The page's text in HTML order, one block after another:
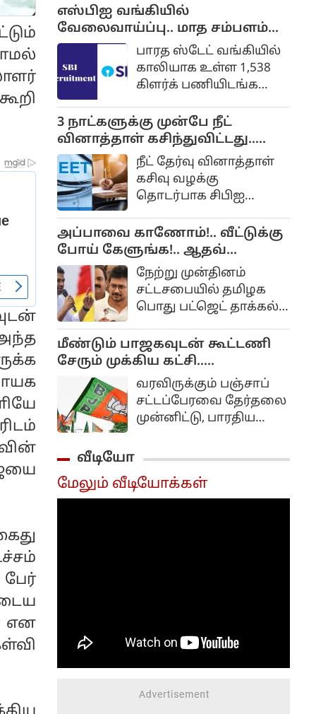
என
பயங்கரவாத நாடாகவே
பார்க்கப்படுகிறது.
எஸ்பிஐ வங்கியில்
வேலைவாய்ப்பு.. மாத சம்பளம்
ரூ.64,480 வரை...
விண்ணப்பிப்பது எப்படி? முழு
விவரம்..
பாரத ஸ்டேட் வங்கியில்
காலியாக உள்ள 1,538
கிளர்க் பணியிடங்களை
அறிவிப்பு
வெளியிடப்பட்டுள்ளது.
தகுதியும் விருப்பமும்
உள்ள
விண்ணப்பதாரர்கள்
அதிகாரப்பூர்வ
இணையதளமான
sbi.bank.in மூலம்
ஆன்லைனில்
விண்ணப்பிக்கலாம்.
விண்ணப்பிக்க கடைசி
நாள் ஆகஸ்ட் 27, 2026
3 நாட்களுக்கு முன்பே நீட்
வினாத்தாள் கசிந்துவிட்டது..
சிபிஐ விசாரணையில்
திடுக்கிடும் தகவல்...
நீட் தேர்வு வினாத்தாள்
கசிவு வழக்கு
தொடர்பாக சிபிஐ
குற்றப்பத்திரிகையில்
பல திடுக்கிடும்
தகவல்கள்
வெளியாகியுள்ளன.
அப்பாவை காணோம்!.. வீட்டுக்கு
போய் கேளுங்க!.. ஆதவ்
அர்ஜுனா - உதயநிதி
வாக்குவாதம்!...
நேற்று முன்தினம்
சட்டசபையில் தமிழக
பொது பட்ஜெட் தாக்கல்
நேற்று வேளாண் சட்டம்
தாக்கல் செய்யப்பட்டது.
இன்று இரண்டு
பட்ஜெட்டுகள்
தொடர்பான
விவாதங்கள்
மீண்டும் பாஜகவுடன் கூட்டணி
சேரும் முக்கிய கட்சி..
பஞ்சாபிலும் ஆட்சியை
பிடித்துவிடுமோ?
வரவிருக்கும் பஞ்சாப்
சட்டப்பேரவை தேர்தலை
முன்னிட்டு, பாரதிய
கூட்டணி அமைப்பது
குறித்து ஆலோசித்து
வீடியோ
மேலும் வீடியோக்கள்